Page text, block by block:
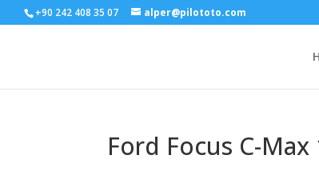
+90 242 408 35 07 alper@pilototo.com
Ford Focus C-Max